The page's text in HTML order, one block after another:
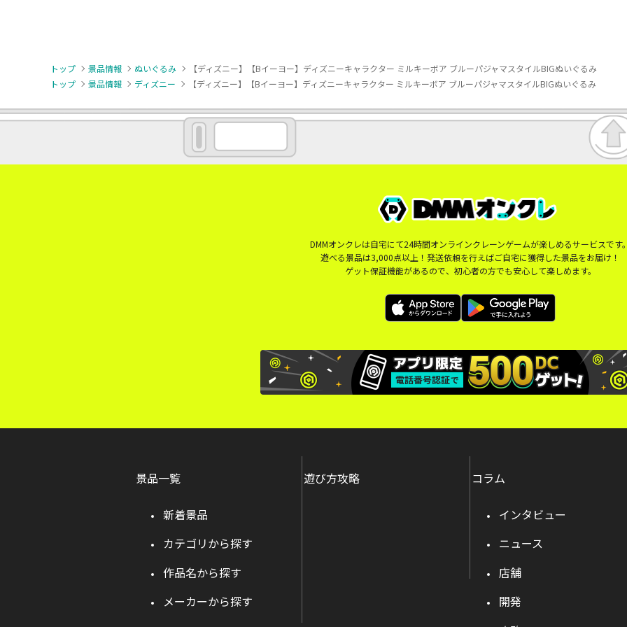
トップ 景品情報 ぬいぐるみ
【ディズニー】【Bイーヨー】ディズニーキャラクター ミルキーボア ブルーパジャマスタイルBIGぬいぐるみ
トップ
景品情報 ディズニー 【ディズニー】【Bイーヨー】ディズニーキャラクター ミルキーボア ブルーパジャマスタイルBIGぬいぐるみ
DMMオンクレは自宅にて24時間オンラインクレーンゲームが楽しめるサービスです
遊べる景品は3,000点以上！発送依頼を行えばご自宅に獲得した景品をお届け！
ゲット保証機能があるので、初心者の方でも安心して楽しめます。
景品一覧
新着景品
カテゴリから探す
作品名から探す
メーカーから探す
遊び方攻略 コラム
インタビュー
ニュース
店舗
開発